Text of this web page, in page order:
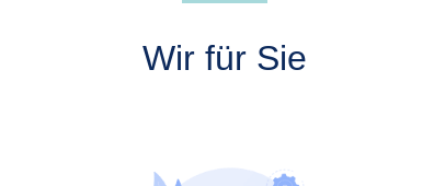
Wir für Sie